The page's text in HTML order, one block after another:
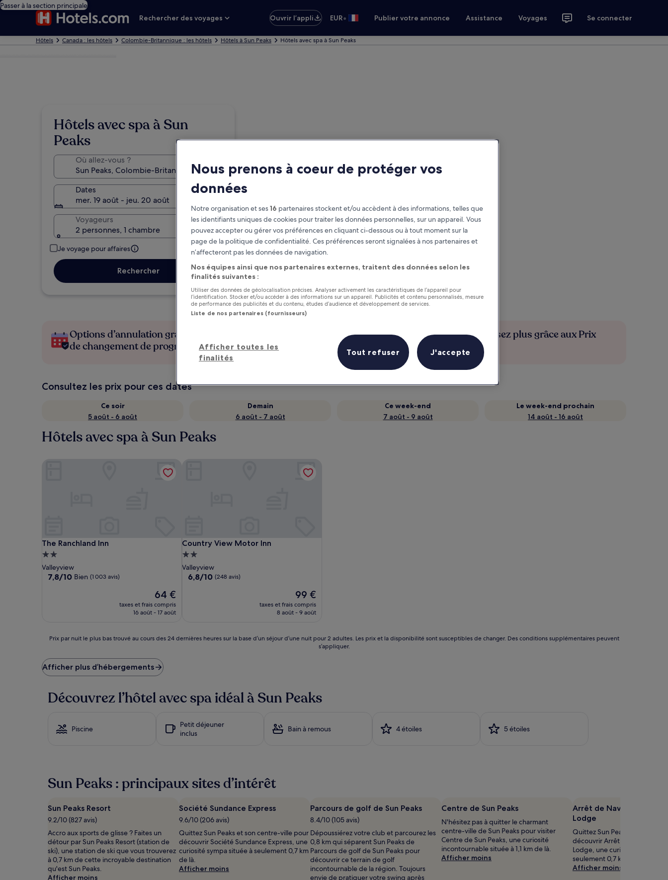
Passer à la section principale
Rechercher des voyages
Ouvrir l’appli EUR• Publier votre annonce Assistance Voyages Se connecter
Hôtels Canada : les hôtels Colombie-Britannique : les hôtels Hôtels à Sun Peaks Hôtels avec spa à Sun Peaks
Hôtels avec spa à Sun
Peaks
Où allez-vous ?
Dates
mer. 19 août - jeu. 20 août
Voyageurs
2 personnes, 1 chambre
Je voyage pour affaires
Rechercher
Options d’annulation gratuite en cas
de changement de programme
Gagnez des récompenses pour
chaque nuit séjournée
Économisez plus grâce aux Prix
membres
Consultez les prix pour ces dates
Ce soir
5 août - 6 août
Demain
6 août - 7 août
Ce week-end
7 août - 9 août
Le week-end prochain
14 août - 16 août
Hôtels avec spa à Sun Peaks
The Ranchland Inn
The Ranchland Inn
Hébergement
2.0 étoiles
Valleyview
7.8
7,8/10 Bien (1 003 avis)
Le
nouveau
prix
64 €
64 €
taxes et frais compris
16 août - 17 août
Country View Motor Inn
Country View Motor Inn
Hébergement
2.0 étoiles
Valleyview
6.8
6,8/10 (248 avis)
Le
nouveau
prix
99 €
99 €
taxes et frais compris
8 août - 9 août
Prix
nuit
le
plus
trouvé
au
24 dernières
heures
séjour
d’une
pour
2 adultes.
prix
disponibilité
sont
Prix par nuit le plus bas trouvé au cours des 24 dernières heures sur la base d’un séjour d’une nuit pour 2 adultes. Les prix et la disponibilité sont susceptibles de changer. Des conditions supplémentaires peuvent
s’appliquer.
Afficher plus d’hébergements
Découvrez l’hôtel avec spa idéal à Sun Peaks
Piscine
Petit déjeuner
inclus
Bain à remous 4 étoiles 5 étoiles
Sun Peaks : principaux sites d’intérêt
Sun Peaks Resort
9.2/10 (827 avis)
Accro aux sports de glisse ? Faites un
détour par Sun Peaks Resort (station de
ski), une station de ski que vous trouverez
à 0,7 km de cette incroyable destination
qu'est Sun Peaks.
Afficher moins
Société Sundance Express
9.6/10 (206 avis)
Quittez Sun Peaks et son centre-ville pour
découvrir Société Sundance Express, une
curiosité sympa située à seulement 0,7 km
de là.
Afficher moins
Parcours de golf de Sun Peaks
8.4/10 (105 avis)
Dépoussiérez votre club et parcourez les
0,8 km qui séparent Sun Peaks de
Parcours de golf de Sun Peaks pour
découvrir ce terrain de golf
incontournable de la région. Toujours
envie de pratiquer votre swing après
Centre de Sun Peaks
N'hésitez pas à quitter le charmant
centre-ville de Sun Peaks pour visiter
Centre de Sun Peaks, une curiosité
incontournable située à 1,1 km de là.
Afficher moins
Arrêt de Navette du
Lodge
Quittez Sun Peaks et son
découvrir Arrêt de Navette du
Lodge, une curiosité sympa
seulement 0,7 km de là.
Afficher moins
Nous prenons à coeur de protéger vos
données
Notre organisation et ses16 partenaires stockent et/ou accèdent à des informations, telles que
les identifiants uniques de cookies pour traiter les données personnelles, sur un appareil. Vous
pouvez accepter ou gérer vos préférences en cliquant ci-dessous ou à tout moment sur la
page de la politique de confidentialité. Ces préférences seront signalées à nos partenaires et
n’affecteront pas les données de navigation.
Nos équipes ainsi que nos partenaires externes, traitent des données selon les
finalités suivantes :
Utiliser des données de géolocalisation précises. Analyser activement les caractéristiques de l’appareil pour
l’identification. Stocker et/ou accéder à des informations sur un appareil. Publicités et contenu personnalisés, mesure
de performance des publicités et du contenu, études d’audience et développement de services.
Liste de nos partenaires (fournisseurs)
Afficher toutes les
finalités
Tout refuser J'accepte